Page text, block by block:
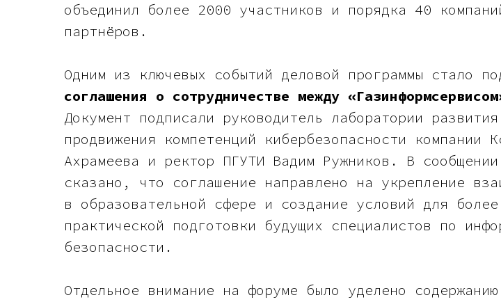
объединил более 2000 участников и порядка 40
партнёров.
Одним из ключевых событий деловой программы стало
соглашения о сотрудничестве между
Документ подписали руководитель лаборатории
продвижения компетенций кибербезопасности компании
Ахрамеева и ректор ПГУТИ Вадим Ружников. В сообщении
сказано, что соглашение направлено на укрепление
в образовательной сфере и создание условий для
практической подготовки будущих специалистов по
безопасности.
Отдельное внимание на форуме было уделено